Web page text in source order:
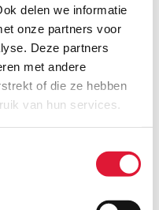
delen we informatie
onze partners voor
Deze partners
met andere
of die ze hebben
van hun services.
wet van 19 december 2025
en de verzwaring van
Strafwetboek…
Romina vervoegde ons